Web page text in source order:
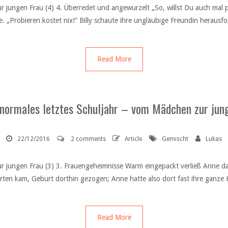
jungen Frau (4) 4. Überredet und angewurzelt „So, willst Du auch mal
kostet nix!“ Billy schaute ihre ungläubige Freundin
Read More
letztes Schuljahr – vom Mädchen zur
22/12/2016 2 comments Article Gemischt Lukas
Frau (3) 3. Frauengeheimnisse Warm eingepackt verließ Anne
kam, Geburt dorthin gezogen; Anne hatte also dort fast ihre ganze
Read More